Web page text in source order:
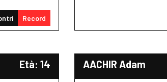
Record
Età: 14 AACHIR Adam